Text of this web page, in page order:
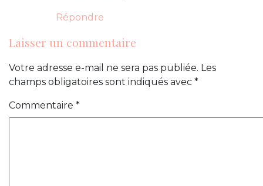
Répondre
Laisser un commentaire
Votre adresse e-mail ne sera pas publiée. Les
champs obligatoires sont indiqués avec *
Commentaire *